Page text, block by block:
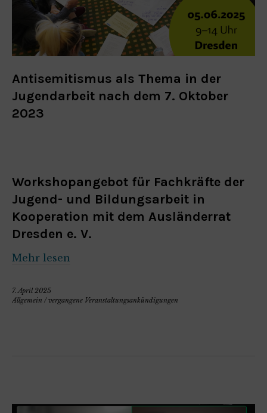
Antisemitismus als Thema in der
Jugendarbeit nach dem 7. Oktober
2023
Workshopangebot für Fachkräfte der
Jugend- und Bildungsarbeit in
Kooperation mit dem Ausländerrat
Dresden e. V.
Mehr lesen
7. April 2025
Allgemein /vergangene Veranstaltungsankündigungen